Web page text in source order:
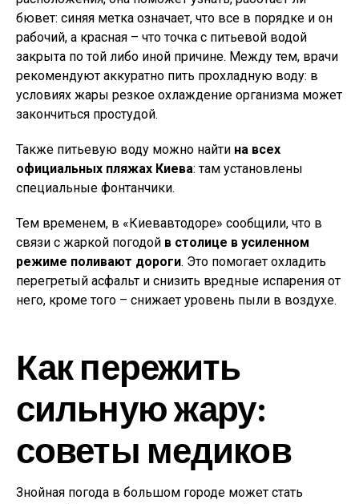
бювет: синяя метка означает, что все в порядке и он
рабочий, а красная – что точка с питьевой водой
закрыта по той либо иной причине. Между тем, врачи
рекомендуют аккуратно пить прохладную воду: в
условиях жары резкое охлаждение организма может
закончиться простудой.
Также питьевую воду можно найти на всех
официальных пляжах Киева: там установлены
специальные фонтанчики.
Тем временем, в «Киевавтодоре» сообщили, что в
связи с жаркой погодой в столице в усиленном
режиме поливают дороги. Это помогает охладить
перегретый асфальт и снизить вредные испарения от
него, кроме того – снижает уровень пыли в воздухе.
Как пережить
сильную жару:
советы медиков
Знойная погода в большом городе может стать